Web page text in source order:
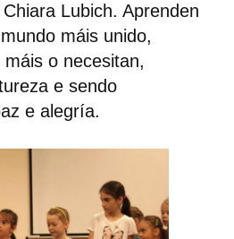
Lubich. Aprenden
máis unido,
o necesitan,
e sendo
e alegría.